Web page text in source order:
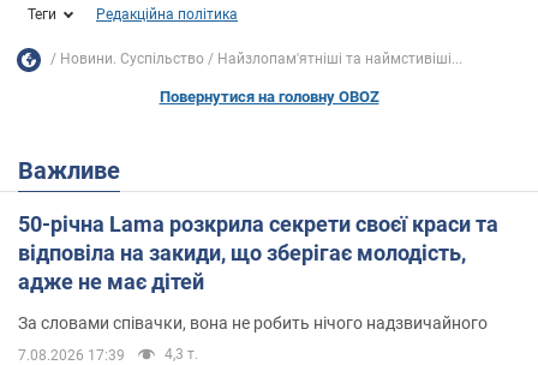
Теги Редакційна політика
Новини. Суспільство Найзлопам'ятніші та наймстивіші...
Повернутися на головну OBOZ
Важливе
50-річна Lama розкрила секрети своєї краси та
відповіла на закиди, що зберігає молодість,
адже не має дітей
За словами співачки, вона не робить нічого надзвичайного
7.08.2026 17:39 4,3 т.